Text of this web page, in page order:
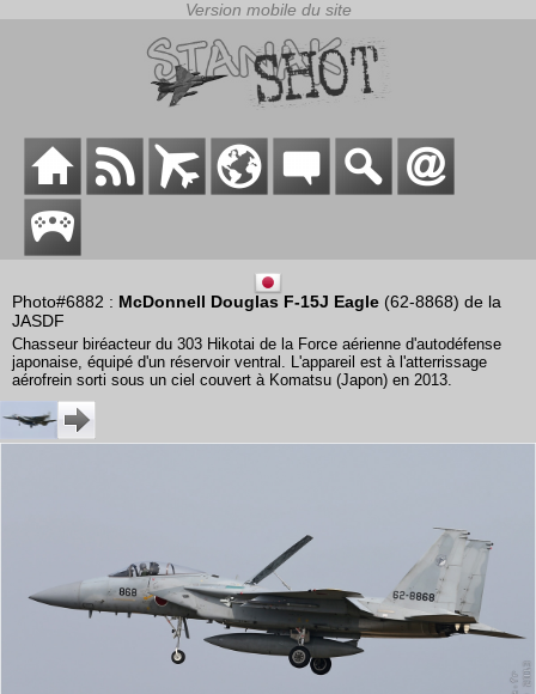
Photo#6882 : McDonnell Douglas F-15J Eagle (62-8868) de la
JASDF
Chasseur biréacteur du 303 Hikotai de la Force aérienne d'autodéfense
japonaise, équipé d'un réservoir ventral. L'appareil est à l'atterrissage
aérofrein sorti sous un ciel couvert à Komatsu (Japon) en 2013.